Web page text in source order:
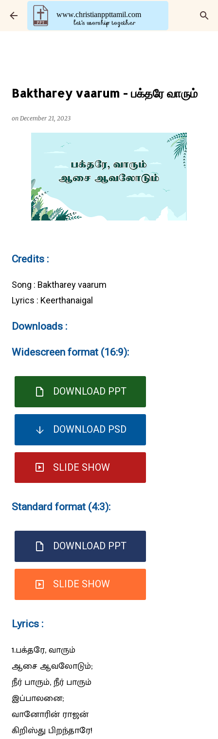
Skip to main content
www.christianppttamil.com
let's worship together
Baktharey vaarum - பக்தரே வாரும்
on December 21, 2023
Credits :
Song : Baktharey vaarum
Lyrics : Keerthanaigal
Downloads :
Widescreen format (16:9):
DOWNLOAD PPT
DOWNLOAD PSD
SLIDE SHOW
Standard format (4:3):
DOWNLOAD PPT
SLIDE SHOW
Lyrics :
1.பக்தரே, வாரும்
ஆசை ஆவலோடும்;
நீர் பாரும், நீர் பாரும்
இப்பாலனை;
வானோரின் ராஜன்
கிறிஸ்து பிறந்தாரே!